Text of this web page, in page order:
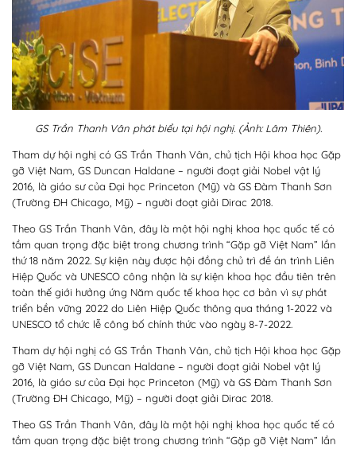
GS Trần Thanh Vân phát biểu tại hội nghị. (Ảnh: Lâm Thiên).
Tham dự hội nghị có GS Trần Thanh Vân, chủ tịch Hội khoa học Gặp
gỡ Việt Nam, GS Duncan Haldane – người đoạt giải Nobel vật lý
2016, là giáo sư của Đại học Princeton (Mỹ) và GS Đàm Thanh Sơn
(Trường ĐH Chicago, Mỹ) – người đoạt giải Dirac 2018.
Theo GS Trần Thanh Vân, đây là một hội nghị khoa học quốc tế có
tầm quan trọng đặc biệt trong chương trình “Gặp gỡ Việt Nam” lần
thứ 18 năm 2022. Sự kiện này được hội đồng chủ trì đề án trình Liên
Hiệp Quốc và UNESCO công nhận là sự kiện khoa học đầu tiên trên
toàn thế giới hưởng ứng Năm quốc tế khoa học cơ bản vì sự phát
triển bền vững 2022 do Liên Hiệp Quốc thông qua tháng 1-2022 và
UNESCO tổ chức lễ công bố chính thức vào ngày 8-7-2022.
Tham dự hội nghị có GS Trần Thanh Vân, chủ tịch Hội khoa học Gặp
gỡ Việt Nam, GS Duncan Haldane – người đoạt giải Nobel vật lý
2016, là giáo sư của Đại học Princeton (Mỹ) và GS Đàm Thanh Sơn
(Trường ĐH Chicago, Mỹ) – người đoạt giải Dirac 2018.
Theo GS Trần Thanh Vân, đây là một hội nghị khoa học quốc tế có
tầm quan trọng đặc biệt trong chương trình “Gặp gỡ Việt Nam” lần